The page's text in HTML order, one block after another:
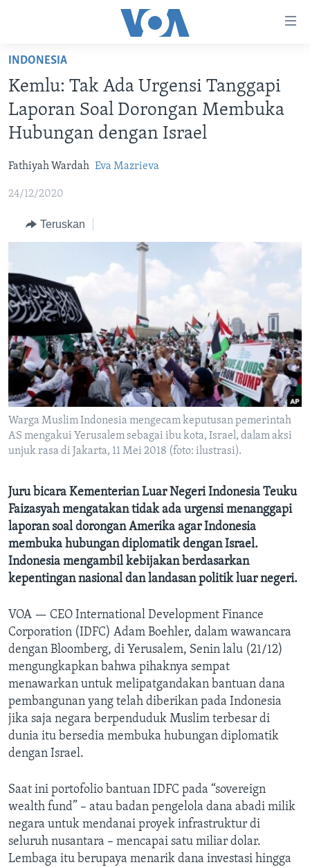
Akses
Lanjut
ke
Konten
Utama
ke
Utama
Lanjut
BERANDA
VIDEO
DAFTAR PROGRAM
Bahasa-bahasa
INDONESIA
Kemlu: Tak Ada Urgensi Tanggapi
Laporan Soal Dorongan Membuka
Hubungan dengan Israel
Fathiyah Wardah Eva Mazrieva
24/12/2020
Teruskan
Warga Muslim Indonesia mengecam keputusan pemerintah
AS mengakui Yerusalem sebagai ibu kota, Israel, dalam aksi
unjuk rasa di Jakarta, 11 Mei 2018 (foto: ilustrasi).
Juru bicara Kementerian Luar Negeri Indonesia Teuku
Faizasyah mengatakan tidak ada urgensi menanggapi
laporan soal dorongan Amerika agar Indonesia
membuka hubungan diplomatik dengan Israel.
Indonesia mengambil kebijakan berdasarkan
kepentingan nasional dan landasan politik luar negeri.
VOA — CEO International Development Finance
Corporation (IDFC) Adam Boehler, dalam wawancara
dengan Bloomberg, di Yerusalem, Senin lalu (21/12)
mengungkapkan bahwa pihaknya sempat
menawarkan untuk melipatgandakan bantuan dana
pembangunan yang telah diberikan pada Indonesia
jika saja negara berpenduduk Muslim terbesar di
dunia itu bersedia membuka hubungan diplomatik
dengan Israel.
Saat ini portofolio bantuan IDFC pada “sovereign
wealth fund” – atau badan pengelola dana abadi milik
negara untuk mendanai proyek infrastruktur di
seluruh nusantara – mencapai satu miliar dolar.
Lembaga itu berupaya menarik dana investasi hingga